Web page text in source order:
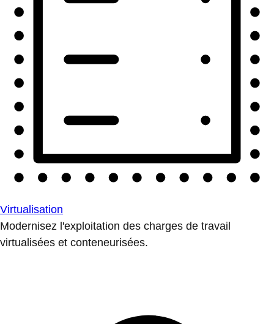
Virtualisation
Modernisez l'exploitation des charges de travail
virtualisées et conteneurisées.